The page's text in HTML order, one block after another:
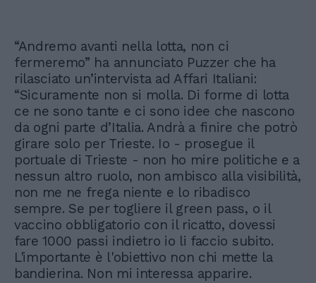
“Andremo avanti nella lotta, non ci
fermeremo” ha annunciato Puzzer che ha
rilasciato un’intervista ad Affari Italiani:
“Sicuramente non si molla. Di forme di lotta
ce ne sono tante e ci sono idee che nascono
da ogni parte d’Italia. Andrà a finire che potrò
girare solo per Trieste. Io - prosegue il
portuale di Trieste - non ho mire politiche e a
nessun altro ruolo, non ambisco alla visibilità,
non me ne frega niente e lo ribadisco
sempre. Se per togliere il green pass, o il
vaccino obbligatorio con il ricatto, dovessi
fare 1000 passi indietro io li faccio subito.
L'importante è l'obiettivo non chi mette la
bandierina. Non mi interessa apparire.